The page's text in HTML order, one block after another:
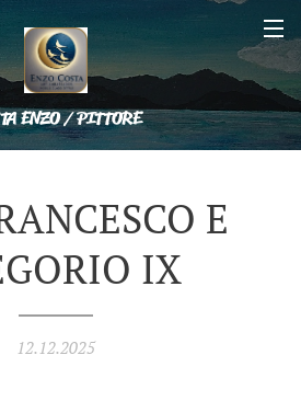
ENZO / PITTORE
E
IX
12.12.2025